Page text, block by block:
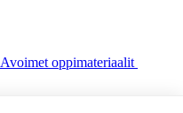
Avoimet oppimateriaalit